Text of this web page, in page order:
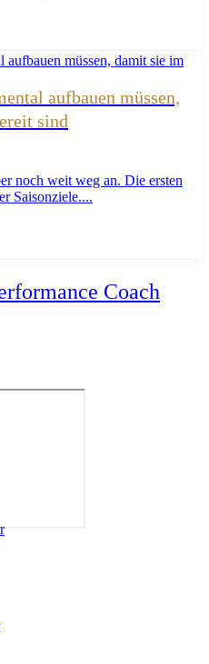
aufbauen müssen,
sind
noch weit weg an. Die ersten
Saisonziele....
Coach